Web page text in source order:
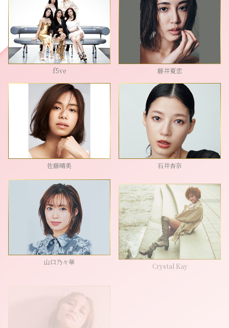
f5ve 藤井夏恋
佐藤晴美 石井杏奈
山口乃々華 Crystal Kay